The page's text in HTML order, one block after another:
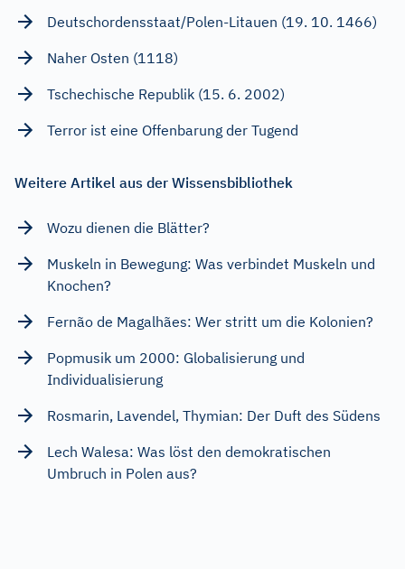
Deutschordensstaat/Polen-Litauen (19. 10. 1466)
Naher Osten (1118)
Tschechische Republik (15. 6. 2002)
Terror ist eine Offenbarung der Tugend
Weitere Artikel aus der Wissensbibliothek
Wozu dienen die Blätter?
Muskeln in Bewegung: Was verbindet Muskeln und
Knochen?
Fernão de Magalhães: Wer stritt um die Kolonien?
Popmusik um 2000: Globalisierung und
Individualisierung
Rosmarin, Lavendel, Thymian: Der Duft des Südens
Lech Walesa: Was löst den demokratischen
Umbruch in Polen aus?